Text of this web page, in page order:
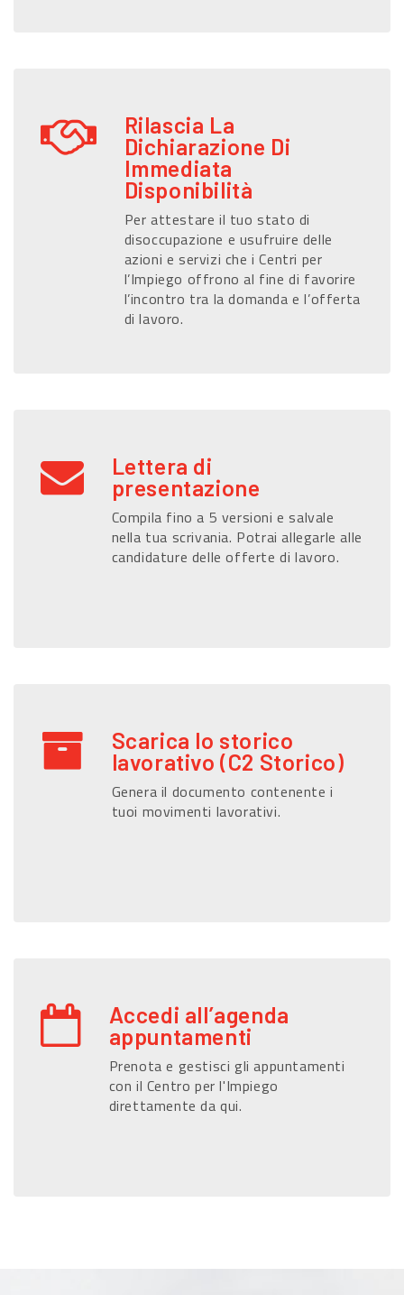
Rilascia La
Dichiarazione Di
Immediata
Disponibilità
Per attestare il tuo stato di
disoccupazione e usufruire delle
azioni e servizi che i Centri per
l’Impiego offrono al fine di favorire
l’incontro tra la domanda e l’offerta
di lavoro.
Lettera di
presentazione
Compila fino a 5 versioni e salvale
nella tua scrivania. Potrai allegarle alle
candidature delle offerte di lavoro.
Scarica lo storico
lavorativo (C2 Storico)
Genera il documento contenente i
tuoi movimenti lavorativi.
Accedi all’agenda
appuntamenti
Prenota e gestisci gli appuntamenti
con il Centro per l'Impiego
direttamente da qui.